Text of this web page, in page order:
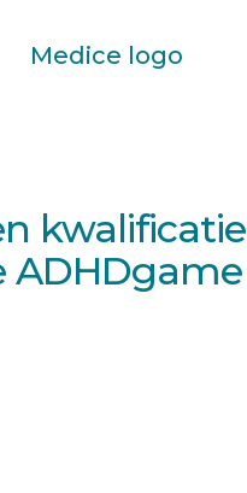
kwalificatie
ADHDgame